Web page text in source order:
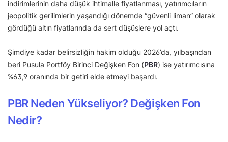
indirimlerinin daha düşük ihtimalle fiyatlanması, yatırımcıların
jeopolitik gerilimlerin yaşandığı dönemde “güvenli liman” olarak
gördüğü altın fiyatlarında da sert düşüşlere yol açtı.
Şimdiye kadar belirsizliğin hakim olduğu 2026’da, yılbaşından
beri Pusula Portföy Birinci Değişken Fon (PBR) ise yatırımcısına
%63,9 oranında bir getiri elde etmeyi başardı.
PBR Neden Yükseliyor? Değişken Fon
Nedir?